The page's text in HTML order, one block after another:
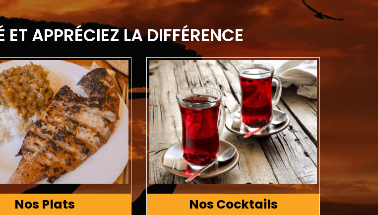
APPRÉCIEZ LA DIFFÉRENCE
Nos Plats Nos Cocktails